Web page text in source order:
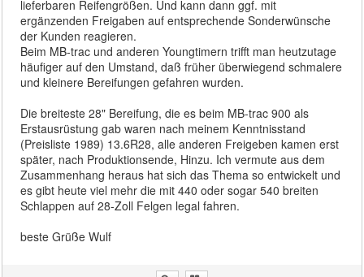
lieferbaren Reifengrößen. Und kann dann ggf. mit
ergänzenden Freigaben auf entsprechende Sonderwünsche
der Kunden reagieren.
Beim MB-trac und anderen Youngtimern trifft man heutzutage
häufiger auf den Umstand, daß früher überwiegend schmalere
und kleinere Bereifungen gefahren wurden.
Die breiteste 28" Bereifung, die es beim MB-trac 900 als
Erstausrüstung gab waren nach meinem Kenntnisstand
(Preisliste 1989) 13.6R28, alle anderen Freigeben kamen erst
später, nach Produktionsende, Hinzu. Ich vermute aus dem
Zusammenhang heraus hat sich das Thema so entwickelt und
es gibt heute viel mehr die mit 440 oder sogar 540 breiten
Schlappen auf 28-Zoll Felgen legal fahren.
beste Grüße Wulf